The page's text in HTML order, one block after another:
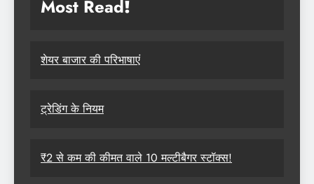
Most Read!
शेयर बाजार की परिभाषाएं
ट्रेडिंग के नियम
₹2 से कम की कीमत वाले 10 मल्टीबैगर स्टॉक्स!